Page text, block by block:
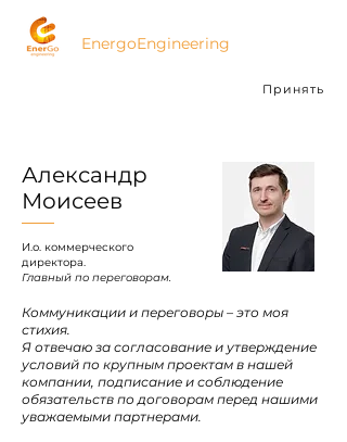
EnergoEngineering
Принять
Александр
Моисеев
И.о. коммерческого
директора.
Главный по переговорам.
Коммуникации и переговоры – это моя
стихия.
Я отвечаю за согласование и утверждение
условий по крупным проектам в нашей
компании, подписание и соблюдение
обязательств по договорам перед нашими
уважаемыми партнерами.